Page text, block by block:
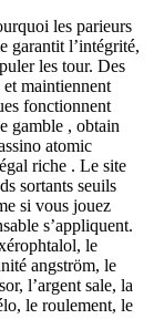
les parieurs
garantit l’intégrité,
les tour. Des
et maintiennent
fonctionnent
gamble , obtain
atomic
riche . Le site
sortants seuils
si vous jouez
s’appliquent.
le
angström, le
l’argent sale, la
le roulement, le